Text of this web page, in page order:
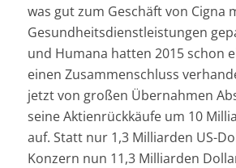
was gut zum Geschäft von Cigna
Gesundheitsdienstleistungen
und Humana hatten 2015 schon
einen Zusammenschluss
jetzt von großen Übernahmen
seine Aktienrückkäufe um 10
auf. Statt nur 1,3 Milliarden US-
Konzern nun 11,3 Milliarden